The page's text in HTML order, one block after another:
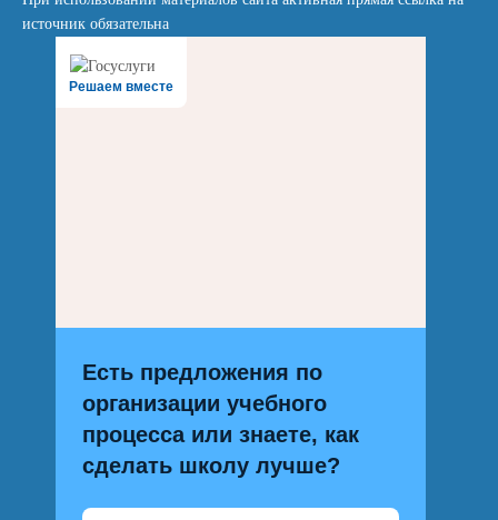
источник обязательна
Решаем вместе
Есть предложения по
организации учебного
процесса или знаете, как
сделать школу лучше?